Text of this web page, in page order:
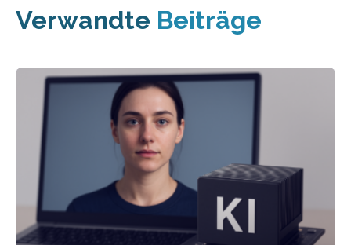
Verwandte Beiträge